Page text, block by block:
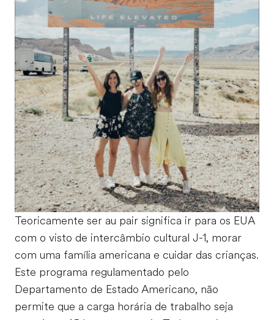
Teoricamente ser au pair significa ir para os EUA
com o visto de intercâmbio cultural J-1, morar
com uma família americana e cuidar das crianças.
Este programa regulamentado pelo
Departamento de Estado Americano, não
permite que a carga horária de trabalho seja